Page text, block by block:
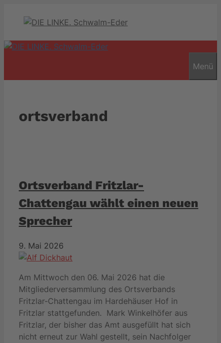
Menü
ortsverband
Ortsverband Fritzlar-
Chattengau wählt einen neuen
Sprecher
9. Mai 2026
Am Mittwoch den 06. Mai 2026 hat die
Mitgliederversammlung des Ortsverbands
Fritzlar-Chattengau im Hardehäuser Hof in
Fritzlar stattgefunden. Mark Winkelhöfer aus
Fritzlar, der bisher das Amt ausgefüllt hat sich
nicht erneut zur Wahl gestellt, sein Nachfolger